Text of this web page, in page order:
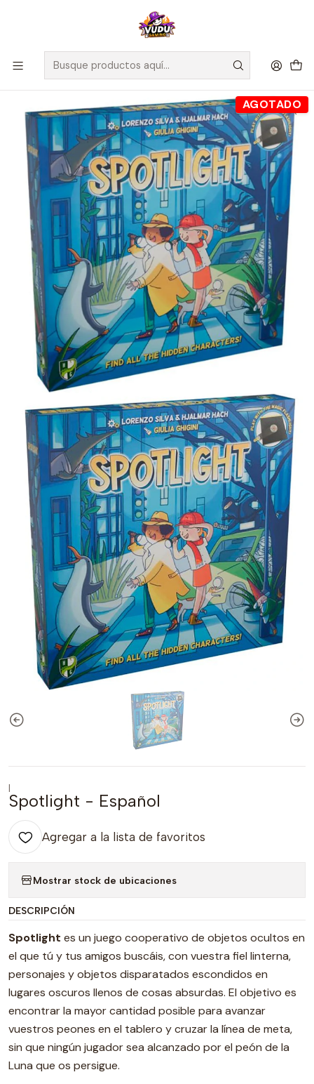
🚀 ¡Despachamos a todo Chile! Envío GRATIS a Regiones sobre
$100.000 y a RM sobre $35.000
Juegos de Mesa Cooperativos Spotlight - Español
AGOTADO
|
Spotlight - Español
Agregar a la lista de favoritos
Mostrar stock de ubicaciones
DESCRIPCIÓN
Spotlight es un juego cooperativo de objetos ocultos en
el que tú y tus amigos buscáis, con vuestra fiel linterna,
personajes y objetos disparatados escondidos en
lugares oscuros llenos de cosas absurdas. El objetivo es
encontrar la mayor cantidad posible para avanzar
vuestros peones en el tablero y cruzar la línea de meta,
sin que ningún jugador sea alcanzado por el peón de la
Luna que os persigue.